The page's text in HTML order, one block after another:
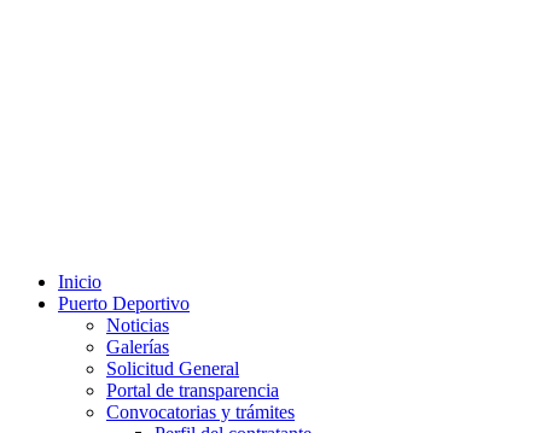
Inicio
Puerto Deportivo
Noticias
Galerías
Solicitud General
Portal de transparencia
Convocatorias y trámites